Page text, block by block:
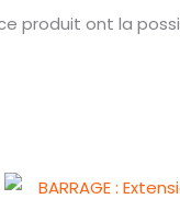
produit ont la